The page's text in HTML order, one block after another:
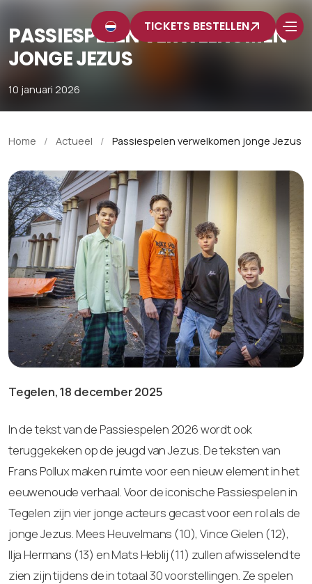
TICKETS BESTELLEN
PASSIESPELEN VERWELKOMEN
JONGE JEZUS
10 januari 2026
Home / Actueel / Passiespelen verwelkomen jonge Jezus
Tegelen, 18 december 2025
In de tekst van de Passiespelen 2026 wordt ook
teruggekeken op de jeugd van Jezus. De teksten van
Frans Pollux maken ruimte voor een nieuw element in het
eeuwenoude verhaal. Voor de iconische Passiespelen in
Tegelen zijn vier jonge acteurs gecast voor een rol als de
jonge Jezus. Mees Heuvelmans (10), Vince Gielen (12),
Ilja Hermans (13) en Mats Heblij (11) zullen afwisselend te
zien zijn tijdens de in totaal 30 voorstellingen. Ze spelen